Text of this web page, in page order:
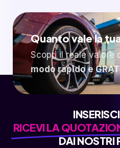
Quanto vale la
Scopri il reale valore
modo rapido e
RICEVI LA
DAI NOSTRI